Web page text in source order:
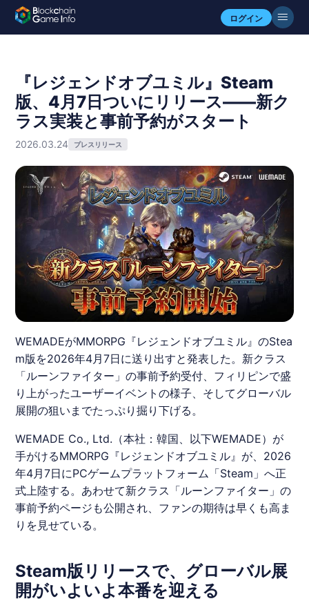
ログイン
『レジェンドオブユミル』Steam
版、4月7日ついにリリース――新ク
ラス実装と事前予約がスタート
2026.03.24 プレスリリース
WEMADEがMMORPG『レジェンドオブユミル』のStea
m版を2026年4月7日に送り出すと発表した。新クラス
「ルーンファイター」の事前予約受付、フィリピンで盛
り上がったユーザーイベントの様子、そしてグローバル
展開の狙いまでたっぷり掘り下げる。
WEMADE Co., Ltd.（本社：韓国、以下WEMADE）が
手がけるMMORPG『レジェンドオブユミル 』が、2026
年4月7日にPCゲームプラットフォーム「Steam 」へ正
式上陸する。あわせて新クラス「ルーンファイター 」の
事前予約ページも公開され、ファンの期待は早くも高ま
りを見せている。
Steam版リリースで、グローバル展
開がいよいよ本番を迎える